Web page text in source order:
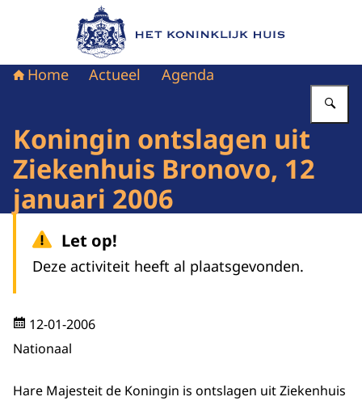
Naar de homepage van Het Koninklijk Huis
Home Actueel Agenda
Koningin ontslagen uit
Ziekenhuis Bronovo, 12
januari 2006
Let op!
Deze activiteit heeft al plaatsgevonden.
12-01-2006
Nationaal
Hare Majesteit de Koningin is ontslagen uit Ziekenhuis